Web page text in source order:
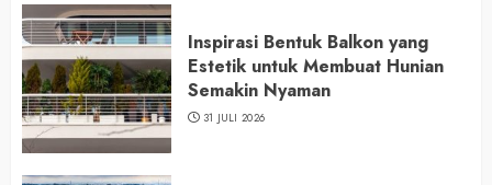
Inspirasi Bentuk Balkon yang
Estetik untuk Membuat Hunian
Semakin Nyaman
31 JULI 2026